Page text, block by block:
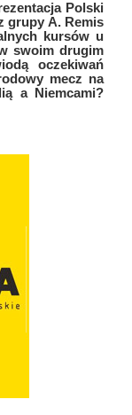
Polski
grupy A. Remis
kursów u
swoim drugim
oczekiwań
mecz na
a Niemcami?